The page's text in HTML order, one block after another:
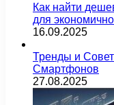
Как найти
для
16.09.2025
Тренды и
Смартфонов
27.08.2025